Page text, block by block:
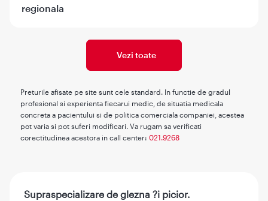
regionala
Vezi toate
Preturile afisate pe site sunt cele standard. In functie de gradul
profesional si experienta fiecarui medic, de situatia medicala
concreta a pacientului si de politica comerciala companiei, acestea
pot varia si pot suferi modificari. Va rugam sa verificati
corectitudinea acestora in call center: 021.9268
Supraspecializare de glezna ?i picior.